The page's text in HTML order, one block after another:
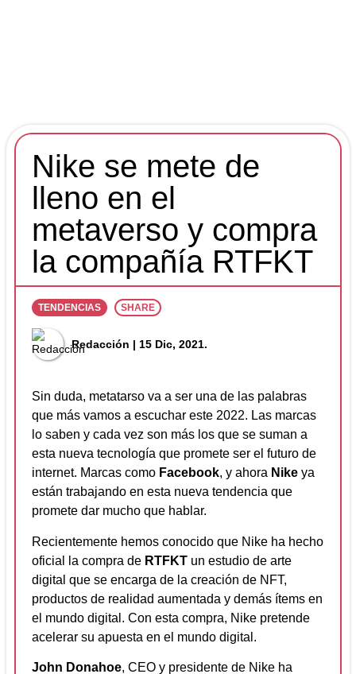
Nike se mete de
lleno en el
metaverso y compra
la compañía RTFKT
TENDENCIAS SHARE
Redacción | 15 Dic, 2021.
Sin duda, metatarso va a ser una de las palabras
que más vamos a escuchar este 2022. Las marcas
lo saben y cada vez son más los que se suman a
esta nueva tecnología que promete ser el futuro de
internet. Marcas como Facebook, y ahora Nike ya
están trabajando en esta nueva tendencia que
promete dar mucho que hablar.
Recientemente hemos conocido que Nike ha hecho
oficial la compra de RTFKT un estudio de arte
digital que se encarga de la creación de NFT,
productos de realidad aumentada y demás ítems en
el mundo digital. Con esta compra, Nike pretende
acelerar su apuesta en el mundo digital.
John Donahoe, CEO y presidente de Nike ha